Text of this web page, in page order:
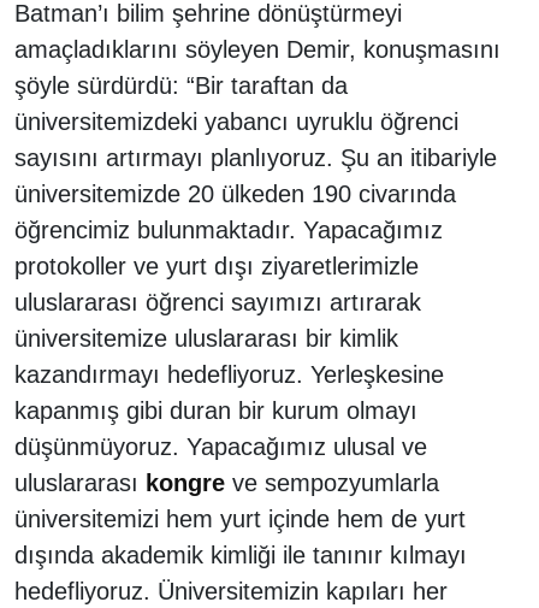
Batman’ı bilim şehrine dönüştürmeyi
amaçladıklarını söyleyen Demir, konuşmasını
şöyle sürdürdü: “Bir taraftan da
üniversitemizdeki yabancı uyruklu öğrenci
sayısını artırmayı planlıyoruz. Şu an itibariyle
üniversitemizde 20 ülkeden 190 civarında
öğrencimiz bulunmaktadır. Yapacağımız
protokoller ve yurt dışı ziyaretlerimizle
uluslararası öğrenci sayımızı artırarak
üniversitemize uluslararası bir kimlik
kazandırmayı hedefliyoruz. Yerleşkesine
kapanmış gibi duran bir kurum olmayı
düşünmüyoruz. Yapacağımız ulusal ve
uluslararası kongre ve sempozyumlarla
üniversitemizi hem yurt içinde hem de yurt
dışında akademik kimliği ile tanınır kılmayı
hedefliyoruz. Üniversitemizin kapıları her